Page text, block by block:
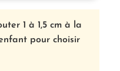
1 à 1,5 cm à la
pour choisir